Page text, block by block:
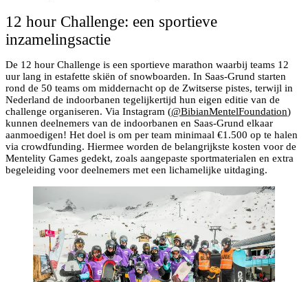
12 hour Challenge: een sportieve
inzamelingsactie
De 12 hour Challenge is een sportieve marathon waarbij teams 12
uur lang in estafette skiën of snowboarden. In Saas-Grund starten
rond de 50 teams om middernacht op de Zwitserse pistes, terwijl in
Nederland de indoorbanen tegelijkertijd hun eigen editie van de
challenge organiseren. Via Instagram (@BibianMentelFoundation)
kunnen deelnemers van de indoorbanen en Saas-Grund elkaar
aanmoedigen! Het doel is om per team minimaal €1.500 op te halen
via crowdfunding. Hiermee worden de belangrijkste kosten voor de
Mentelity Games gedekt, zoals aangepaste sportmaterialen en extra
begeleiding voor deelnemers met een lichamelijke uitdaging.